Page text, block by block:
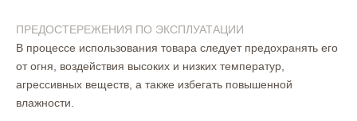
ПРЕДОСТЕРЕЖЕНИЯ ПО ЭКСПЛУАТАЦИИ
В процессе использования товара следует предохранять его
от огня, воздействия высоких и низких температур,
агрессивных веществ, а также избегать повышенной
влажности.